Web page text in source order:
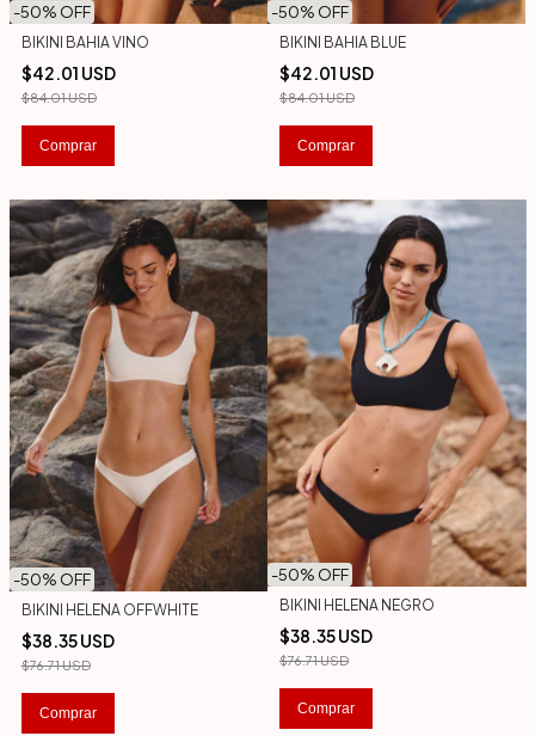
-50% OFF
BIKINI BAHIA VINO
$42.01 USD
$84.01 USD
Comprar
-50% OFF
BIKINI BAHIA BLUE
$42.01 USD
$84.01 USD
Comprar
-50% OFF
BIKINI HELENA OFFWHITE
$38.35 USD
$76.71 USD
Comprar
-50% OFF
BIKINI HELENA NEGRO
$38.35 USD
$76.71 USD
Comprar